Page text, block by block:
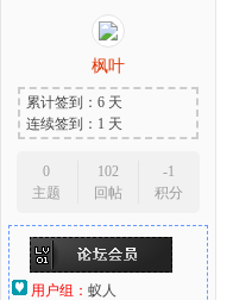
枫叶
累计签到：6 天
连续签到：1 天
0
主题
102
回帖
-1
积分
用户组： 蚁人